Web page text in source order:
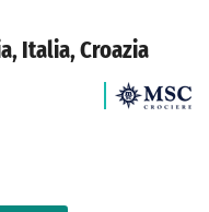
Italia, Croazia